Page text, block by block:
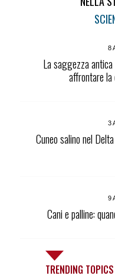
8
La saggezza
affrontare
3
Cuneo salino nel
9
Cani e palline:
TRENDING TOPICS